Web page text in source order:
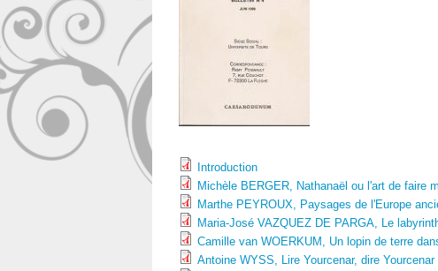
Introduction
Michèle BERGER, Nathanaël ou l'art de faire
Marthe PEYROUX, Paysages de l'Europe
Maria-José VAZQUEZ DE PARGA, Le
Camille van WOERKUM, Un lopin de terre
Antoine WYSS, Lire Yourcenar, dire Yourcenar